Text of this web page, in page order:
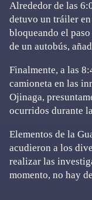
Alrededor de las
detuvo un tráiler
bloqueando el
de un autobús,
Finalmente, a las
camioneta en las
Ojinaga,
ocurridos durante
Elementos de la
acudieron a los
realizar las
momento, no hay